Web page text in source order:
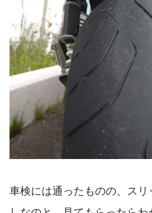
車検には通ったものの、ス